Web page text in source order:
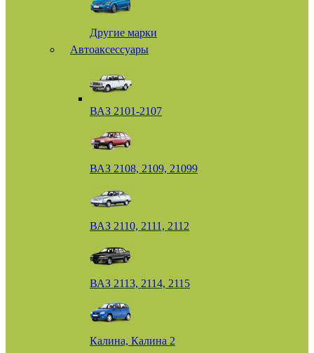
Другие марки
Автоаксессуары
ВАЗ 2101-2107
ВАЗ 2108, 2109, 21099
ВАЗ 2110, 2111, 2112
ВАЗ 2113, 2114, 2115
Калина, Калина 2